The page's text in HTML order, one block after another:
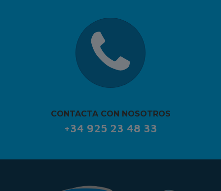
CONTACTA CON NOSOTROS
+34 925 23 48 33